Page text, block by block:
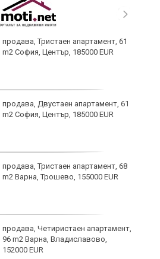
продава, Тристаен апартамент, 61
m2 София, Център, 185000 EUR
продава, Двустаен апартамент, 61
m2 София, Център, 185000 EUR
продава, Тристаен апартамент, 68
m2 Варна, Трошево, 155000 EUR
продава, Четиристаен апартамент,
96 m2 Варна, Владиславово,
152000 EUR